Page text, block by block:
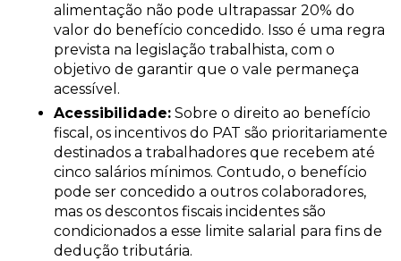
alimentação não pode ultrapassar 20% do
valor do benefício concedido. Isso é uma regra
prevista na legislação trabalhista, com o
objetivo de garantir que o vale permaneça
acessível.
Acessibilidade: Sobre o direito ao benefício
fiscal, os incentivos do PAT são prioritariamente
destinados a trabalhadores que recebem até
cinco salários mínimos. Contudo, o benefício
pode ser concedido a outros colaboradores,
mas os descontos fiscais incidentes são
condicionados a esse limite salarial para fins de
dedução tributária.